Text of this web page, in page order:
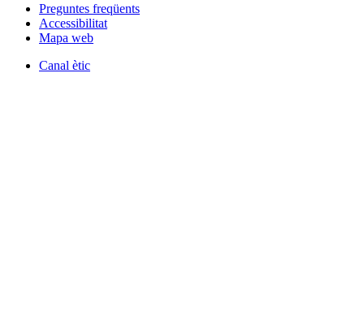
Preguntes freqüents
Accessibilitat
Mapa web
Canal ètic